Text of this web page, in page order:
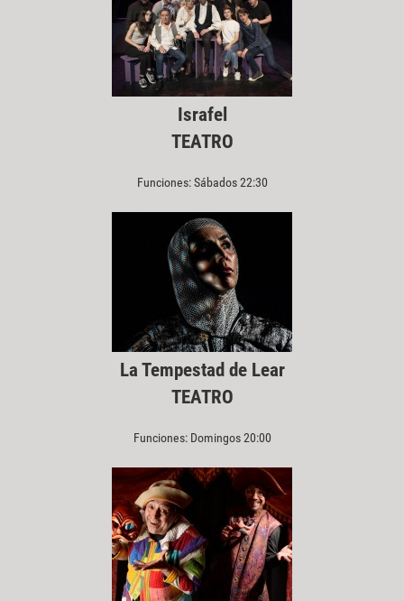
Israfel
TEATRO
Funciones: Sábados 22:30
La Tempestad de Lear
TEATRO
Funciones: Domingos 20:00